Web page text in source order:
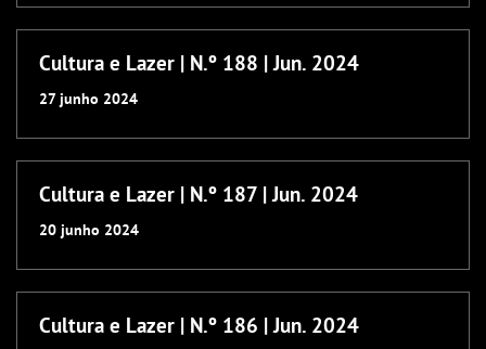
Cultura e Lazer | N.º 188 | Jun. 2024
27 junho 2024
Cultura e Lazer | N.º 187 | Jun. 2024
20 junho 2024
Cultura e Lazer | N.º 186 | Jun. 2024